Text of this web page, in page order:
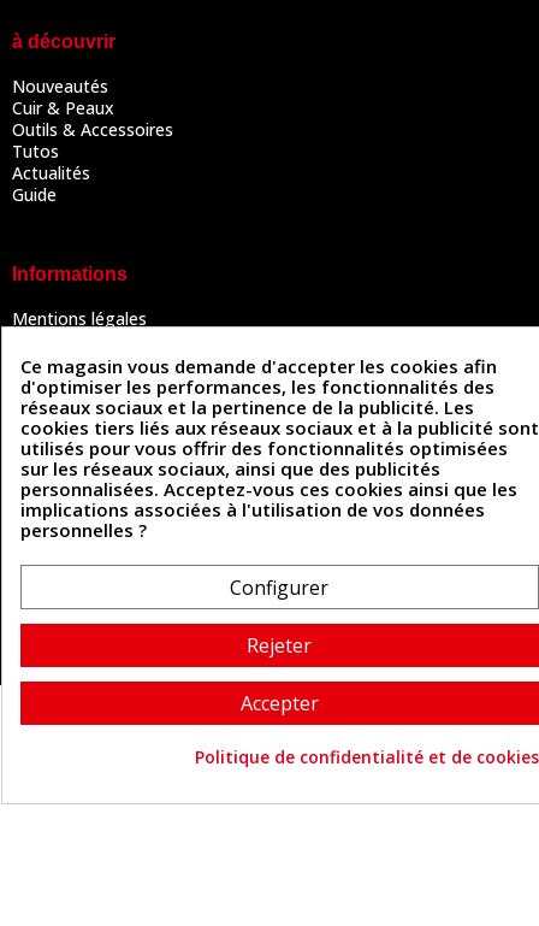
à découvrir
Nouveautés
Cuir & Peaux
Outils & Accessoires
Tutos
Actualités
Guide
Informations
Mentions légales
Politique de confidentialité
Politique des cookies
Contactez-nous
Coordonnées
493 Chemin de Catougnac
contact@cuirenstock.com
Cuirenstock © 2026 - Une création Quatrys 💙
Ce magasin vous demande d'accepter les cookies afin
d'optimiser les performances, les fonctionnalités des
réseaux sociaux et la pertinence de la publicité. Les
cookies tiers liés aux réseaux sociaux et à la publicité sont
utilisés pour vous offrir des fonctionnalités optimisées
sur les réseaux sociaux, ainsi que des publicités
personnalisées. Acceptez-vous ces cookies ainsi que les
implications associées à l'utilisation de vos données
personnelles ?
Configurer
Rejeter
Accepter
Politique de confidentialité et de cookies